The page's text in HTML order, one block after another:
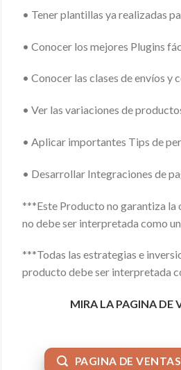
• Tener plantillas ya realizadas
• Conocer los mejores Plugins
• Conocer las clases de envíos
• Ver las variaciones de
• Aplicar importantes Tips de
• Desarrollar Integraciones de
***Este Producto no garantiza la
no debe ser interpretada como
***Todas las estrategias e
producto debe ser interpretada
MIRA LA PAGINA DE
PAGINA DE